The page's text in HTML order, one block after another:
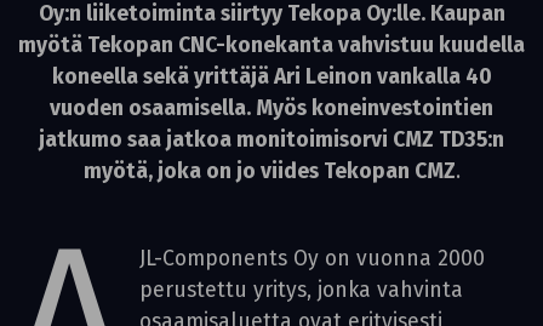
Oy:n liiketoiminta siirtyy Tekopa Oy:lle. Kaupan
myötä Tekopan CNC-konekanta vahvistuu kuudella
koneella sekä yrittäjä Ari Leinon vankalla 40
vuoden osaamisella. Myös koneinvestointien
jatkumo saa jatkoa monitoimisorvi CMZ TD35:n
myötä, joka on jo viides Tekopan CMZ.
JL-Components Oy on vuonna 2000
perustettu yritys, jonka vahvinta